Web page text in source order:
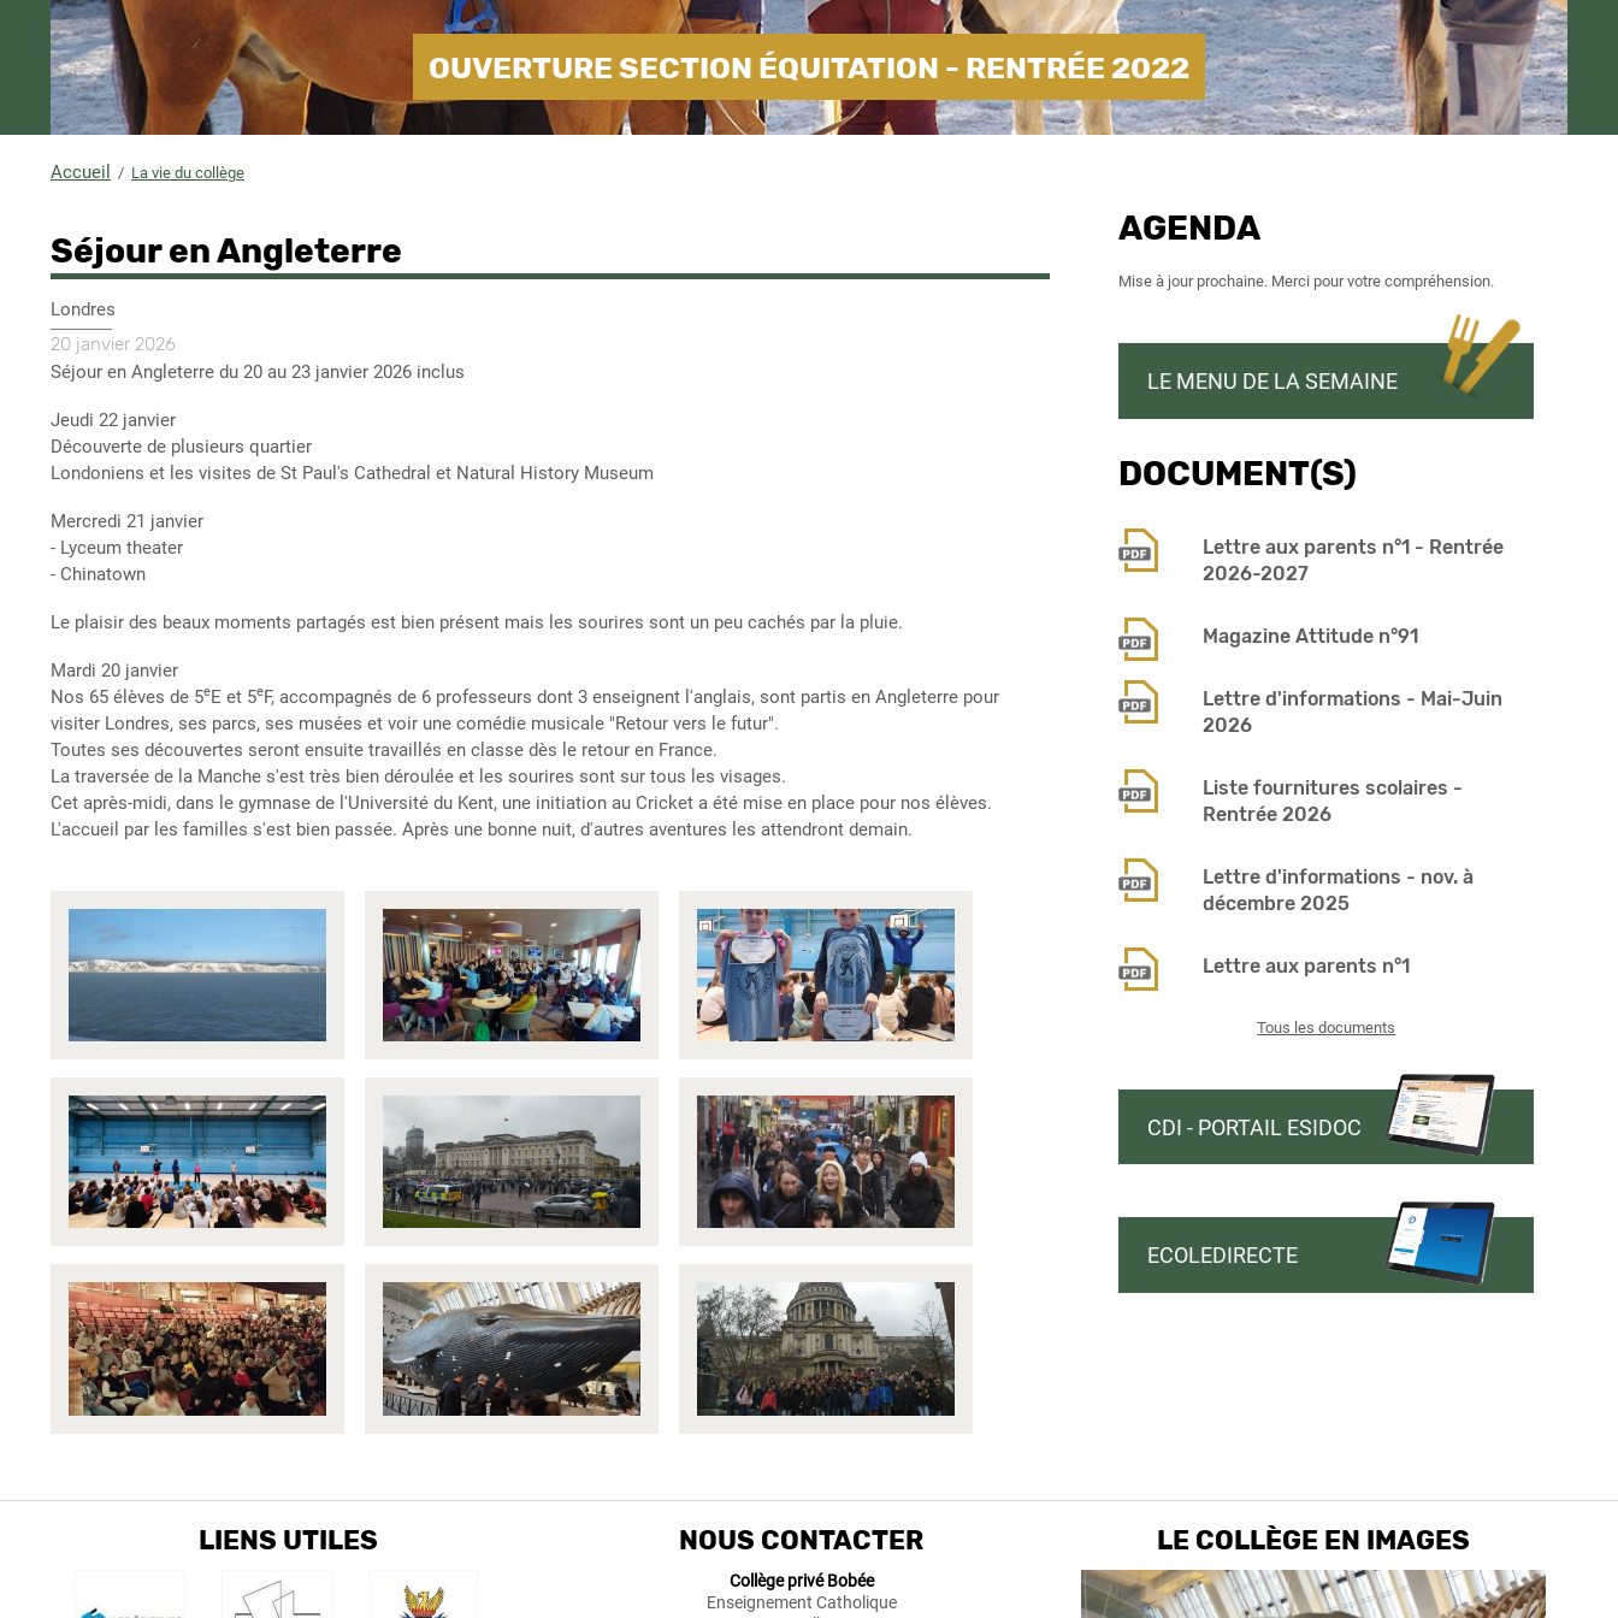
OUVERTURE SECTION ÉQUITATION - RENTRÉE 2022
Accueil La vie du collège
Séjour en Angleterre
Lieu
Londres
Date
évènement
20 janvier 2026
Description
Séjour en Angleterre du 20 au 23 janvier 2026 inclus
Jeudi 22 janvier
Découverte de plusieurs quartier
Londoniens et les visites de St Paul's Cathedral et Natural History Museum
Mercredi 21 janvier
- Lyceum theater
- Chinatown
Le plaisir des beaux moments partagés est bien présent mais les sourires sont un peu cachés par la pluie.
Mardi 20 janvier
Nos 65 élèves de 5eE et 5eF, accompagnés de 6 professeurs dont 3 enseignent l'anglais, sont partis en Angleterre pour
visiter Londres, ses parcs, ses musées et voir une comédie musicale "Retour vers le futur".
Toutes ses découvertes seront ensuite travaillés en classe dès le retour en France.
La traversée de la Manche s'est très bien déroulée et les sourires sont sur tous les visages.
Cet après-midi, dans le gymnase de l'Université du Kent, une initiation au Cricket a été mise en place pour nos élèves.
L'accueil par les familles s'est bien passée. Après une bonne nuit, d'autres aventures les attendront demain.
Visuel(s)
évènement
AGENDA
Mise à jour prochaine. Merci pour votre compréhension.
LE MENU DE LA SEMAINE
DOCUMENT(S)
Lettre aux parents n°1 - Rentrée
2026-2027
Magazine Attitude n°91
Lettre d'informations - Mai-Juin
2026
Liste fournitures scolaires -
Rentrée 2026
Lettre d'informations - nov. à
décembre 2025
Lettre aux parents n°1
Tous les documents
CDI - PORTAIL ESIDOC
ECOLEDIRECTE
LIENS UTILES NOUS CONTACTER
Collège privé Bobée
Enseignement Catholique
LE COLLÈGE EN IMAGES